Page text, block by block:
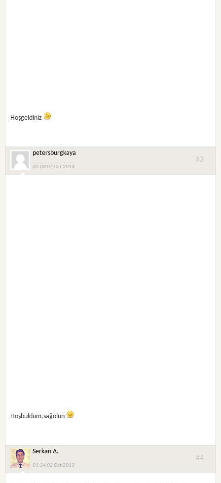
Hoşgeldiniz
petersburgkaya
00:03 02 Oct 2013
#3
Hoşbuldum,sağolun
Serkan A.
01:24 02 Oct 2013
#4